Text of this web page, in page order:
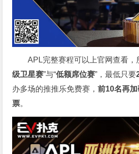
APL完整赛程可以上官网查看，
级卫星赛”与“低额席位赛”，最低只要
办多场的推推乐免费赛，前10名再
票。